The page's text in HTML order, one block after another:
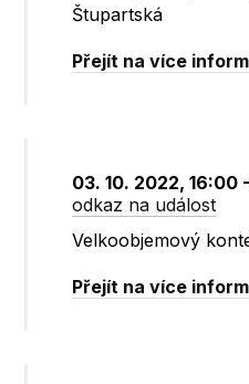
Štupartská
Přejít na více
03. 10. 2022, 16:00
odkaz na událost
Velkoobjemový
Přejít na více